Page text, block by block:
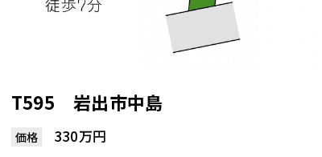
T595 岩出市中島
価格 330万円